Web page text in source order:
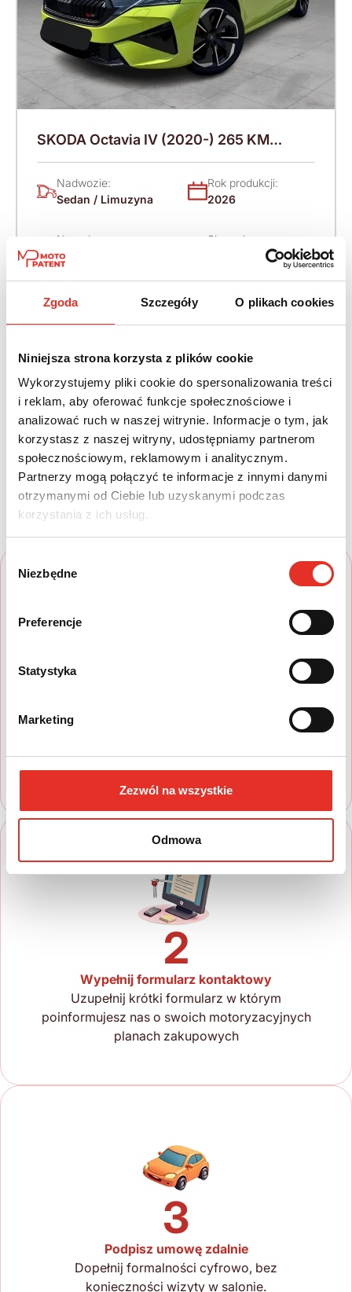
Zgoda Szczegóły O plikach cookies
Niniejsza strona korzysta z plików cookie
Wykorzystujemy pliki cookie do spersonalizowania treści
i reklam, aby oferować funkcje społecznościowe i
analizować ruch w naszej witrynie. Informacje o tym, jak
korzystasz z naszej witryny, udostępniamy partnerom
społecznościowym, reklamowym i analitycznym.
Partnerzy mogą połączyć te informacje z innymi danymi
otrzymanymi od Ciebie lub uzyskanymi podczas
korzystania z ich usług.
Wybór
zgody
Niezbędne
Preferencje
Statystyka
Marketing
Zezwól na wszystkie
Odmowa
SKODA Octavia IV (2020-) 265 KM
(2026)
Nadwozie:
Sedan / Limuzyna
Rok produkcji:
2026
Napęd:
Na przód
Skrzynia:
Automatyczna
Paliwo:
Moc (KM):
Leasing netto od:
2 094 zł
2 576 zł brutto / msc.
Cena brutto:
164 900 zł
Twój nowy samochód w kilku
prostych krokach
Zapoznaj się z nasza ofertą, aby wybrać
oczekiwania
2
Wypełnij formularz kontaktowy
Uzupełnij krótki formularz w którym
poinformujesz nas o swoich motoryzacyjnych
planach zakupowych
3
Podpisz umowę zdalnie
Dopełnij formalności cyfrowo, bez
konieczności wizyty w salonie.